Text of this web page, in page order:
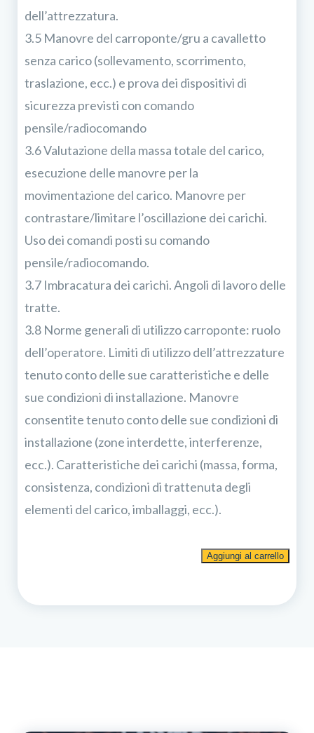
dell’attrezzatura.
3.5 Manovre del carroponte/gru a cavalletto
senza carico (sollevamento, scorrimento,
traslazione, ecc.) e prova dei dispositivi di
sicurezza previsti con comando
pensile/radiocomando
3.6 Valutazione della massa totale del carico,
esecuzione delle manovre per la
movimentazione del carico. Manovre per
contrastare/limitare l’oscillazione dei carichi.
Uso dei comandi posti su comando
pensile/radiocomando.
3.7 Imbracatura dei carichi. Angoli di lavoro delle
tratte.
3.8 Norme generali di utilizzo carroponte: ruolo
dell’operatore. Limiti di utilizzo dell’attrezzature
tenuto conto delle sue caratteristiche e delle
sue condizioni di installazione. Manovre
consentite tenuto conto delle sue condizioni di
installazione (zone interdette, interferenze,
ecc.). Caratteristiche dei carichi (massa, forma,
consistenza, condizioni di trattenuta degli
elementi del carico, imballaggi, ecc.).
Corso
di
addetto
Aggiungi al carrello